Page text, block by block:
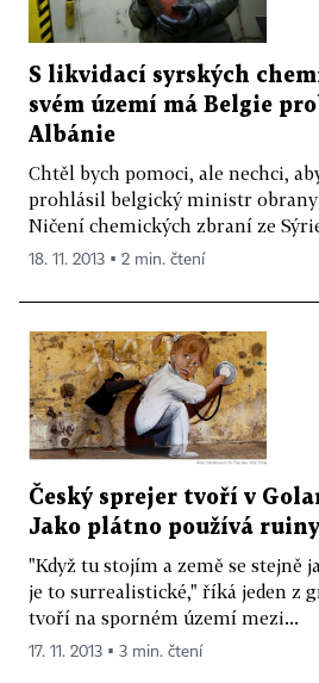
S likvidací syrských
svém území má Belgie
Albánie
Chtěl bych pomoci, ale nechci,
prohlásil belgický ministr obrany
Ničení chemických zbraní ze
18. 11. 2013 ▪ 2 min. čtení
Český sprejer tvoří v
Jako plátno používá
"Když tu stojím a země se stejně
je to surrealistické," říká jeden z
tvoří na sporném území mezi...
17. 11. 2013 ▪ 3 min. čtení